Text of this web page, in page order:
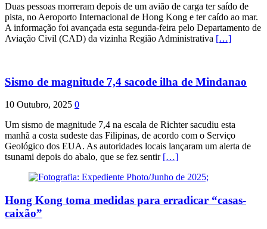
Duas pessoas morreram depois de um avião de carga ter saído de
pista, no Aeroporto Internacional de Hong Kong e ter caído ao mar.
A informação foi avançada esta segunda-feira pelo Departamento de
Aviação Civil (CAD) da vizinha Região Administrativa […]
Sismo de magnitude 7,4 sacode ilha de Mindanao
10 Outubro, 2025 0
Um sismo de magnitude 7,4 na escala de Richter sacudiu esta
manhã a costa sudeste das Filipinas, de acordo com o Serviço
Geológico dos EUA. As autoridades locais lançaram um alerta de
tsunami depois do abalo, que se fez sentir […]
Hong Kong toma medidas para erradicar “casas-
caixão”